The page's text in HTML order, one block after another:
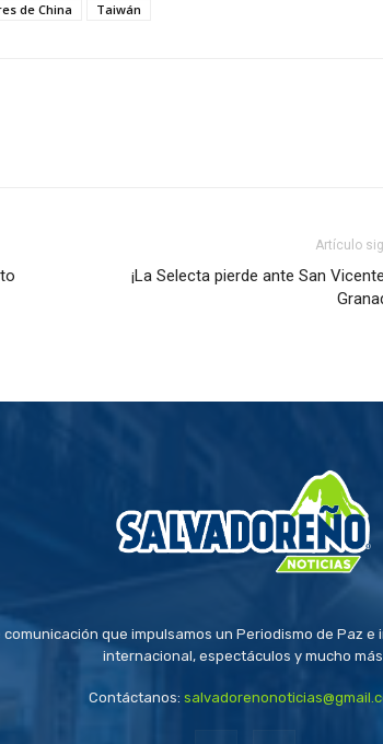
de China Taiwán
Artículo
¡La Selecta pierde ante San
comunicación que impulsamos un Periodismo de Paz
internacional, espectáculos y mucho más.
Contáctanos: